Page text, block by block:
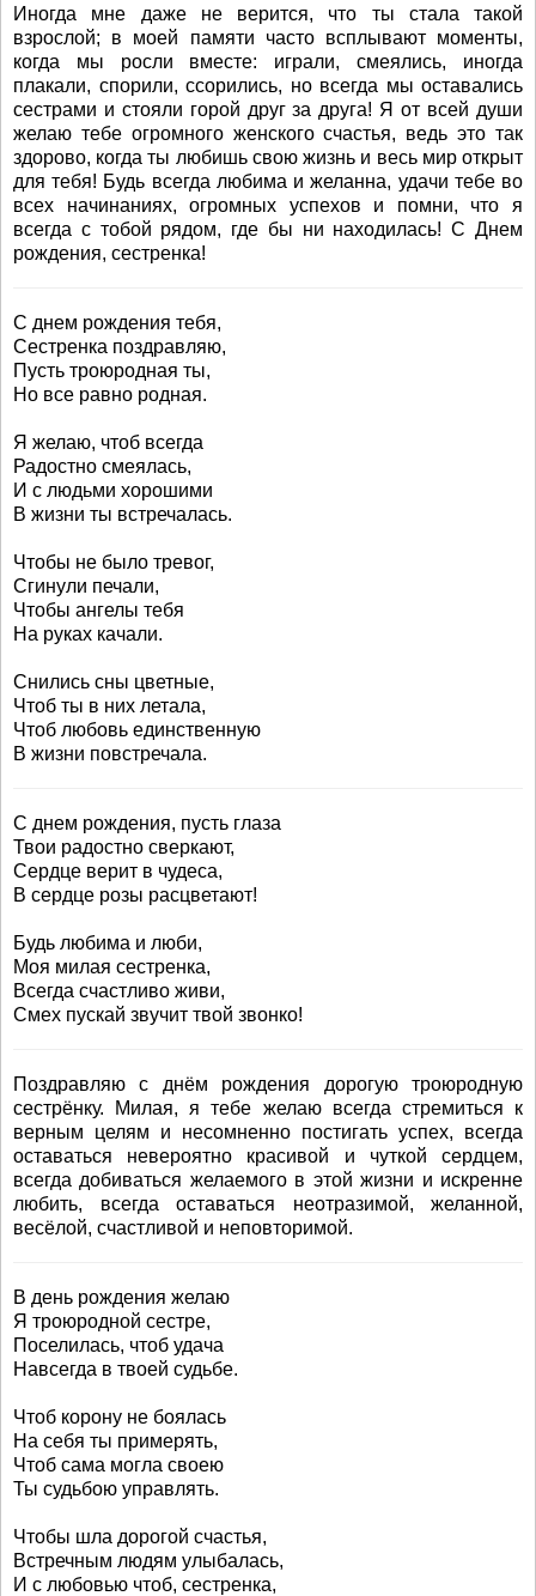
Иногда мне даже не верится, что ты стала такой
взрослой; в моей памяти часто всплывают моменты,
когда мы росли вместе: играли, смеялись, иногда
плакали, спорили, ссорились, но всегда мы оставались
сестрами и стояли горой друг за друга! Я от всей души
желаю тебе огромного женского счастья, ведь это так
здорово, когда ты любишь свою жизнь и весь мир открыт
для тебя! Будь всегда любима и желанна, удачи тебе во
всех начинаниях, огромных успехов и помни, что я
всегда с тобой рядом, где бы ни находилась! С Днем
рождения, сестренка!
С днем рождения тебя,
Сестренка поздравляю,
Пусть троюродная ты,
Но все равно родная.
Я желаю, чтоб всегда
Радостно смеялась,
И с людьми хорошими
В жизни ты встречалась.
Чтобы не было тревог,
Сгинули печали,
Чтобы ангелы тебя
На руках качали.
Снились сны цветные,
Чтоб ты в них летала,
Чтоб любовь единственную
В жизни повстречала.
С днем рождения, пусть глаза
Твои радостно сверкают,
Сердце верит в чудеса,
В сердце розы расцветают!
Будь любима и люби,
Моя милая сестренка,
Всегда счастливо живи,
Смех пускай звучит твой звонко!
Поздравляю с днём рождения дорогую троюродную
сестрёнку. Милая, я тебе желаю всегда стремиться к
верным целям и несомненно постигать успех, всегда
оставаться невероятно красивой и чуткой сердцем,
всегда добиваться желаемого в этой жизни и искренне
любить, всегда оставаться неотразимой, желанной,
весёлой, счастливой и неповторимой.
В день рождения желаю
Я троюродной сестре,
Поселилась, чтоб удача
Навсегда в твоей судьбе.
Чтоб корону не боялась
На себя ты примерять,
Чтоб сама могла своею
Ты судьбою управлять.
Чтобы шла дорогой счастья,
Встречным людям улыбалась,
И с любовью чтоб, сестренка,